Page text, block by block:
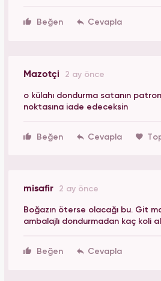
Beğen
Mazotçi 2 ay önce
o külahı dondurma satanın
noktasına iade edeceksin
Beğen
misafir 2 ay önce
Boğazın öterse olacağı bu. Git
ambalajlı dondurmadan kaç koli
Beğen